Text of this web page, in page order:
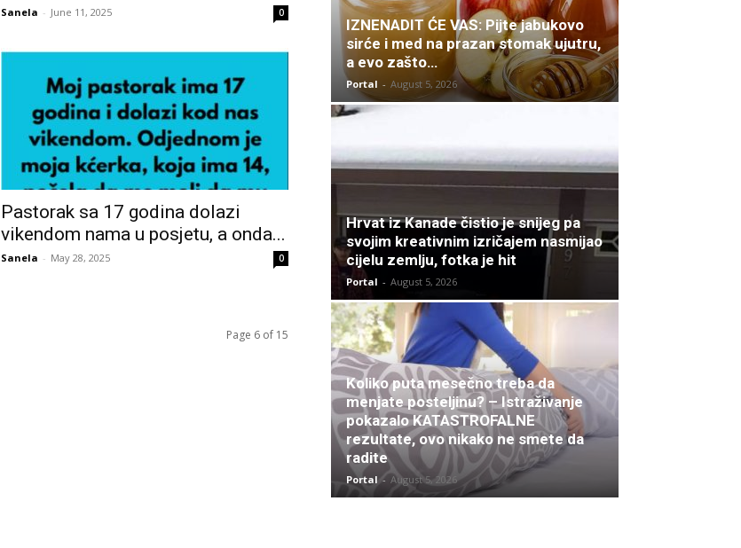
Sanela - June 11, 2025 0
Pastorak sa 17 godina dolazi
vikendom nama u posjetu, a onda...
Sanela - May 28, 2025 0
Page 6 of 15
IZNENADIT ĆE VAS: Pijte jabukovo
sirće i med na prazan stomak ujutru,
a evo zašto…
Portal - August 5, 2026
Hrvat iz Kanade čistio je snijeg pa
svojim kreativnim izričajem nasmijao
cijelu zemlju, fotka je hit
Portal - August 5, 2026
Koliko puta mesečno treba da
menjate posteljinu? – Istraživanje
pokazalo KATASTROFALNE
rezultate, ovo nikako ne smete da
radite
Portal - August 5, 2026